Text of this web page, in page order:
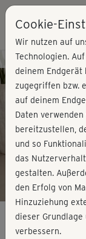
Kursvorschau - Jetzt
Cookie-
Wir nutzen auf
Technologien.
deinem Endgerät
zugegriffen bzw.
auf deinem
Daten
bereitzustellen,
und so
das
gestalten.
den Erfolg von
Hinzuziehung
dieser Grundlage
verbessern.